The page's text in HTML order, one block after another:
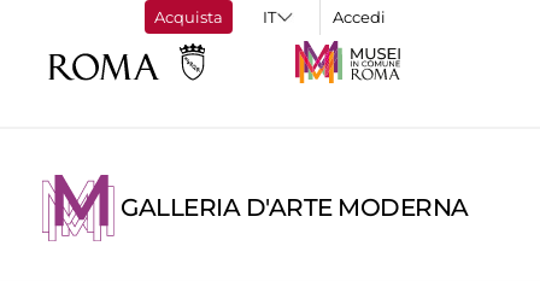
Acquista Accedi
GALLERIA D'ARTE MODERNA